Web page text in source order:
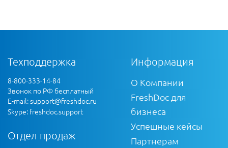
Техподдержка
8-800-333-14-84
Звонок по РФ бесплатный
E-mail:support@freshdoc.ru
Skype: freshdoc.support
Отдел продаж
Информация
О Компании
FreshDoc для
бизнеса
Успешные кейсы
Партнерам